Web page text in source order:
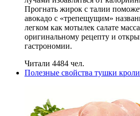
Прогнать жирок с талии
авокадо с «трепещущим»
легком как мотылек салате
оригинальному рецепту и
гастрономии.
Читали 4484 чел.
Полезные свойства тушки